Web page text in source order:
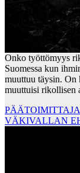
Onko työttömyys
Suomessa kun
muuttuu täysin. On
muuttuisi rikollisen
VÄKIVALLAN